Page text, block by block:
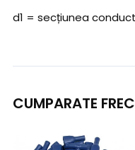
d1 = secțiunea
CUMPARATE